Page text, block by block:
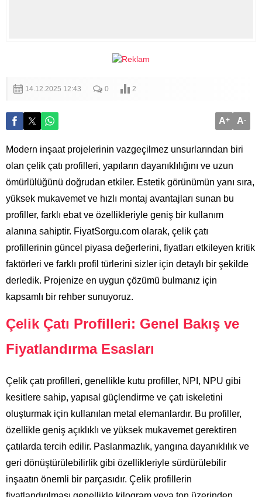
14.12.2025 12:43 0 2
A+ A-
Modern inşaat projelerinin vazgeçilmez unsurlarından biri
olan çelik çatı profilleri, yapıların dayanıklılığını ve uzun
ömürlülüğünü doğrudan etkiler. Estetik görünümün yanı sıra,
yüksek mukavemet ve hızlı montaj avantajları sunan bu
profiller, farklı ebat ve özellikleriyle geniş bir kullanım
alanına sahiptir. FiyatSorgu.com olarak, çelik çatı
profillerinin güncel piyasa değerlerini, fiyatları etkileyen kritik
faktörleri ve farklı profil türlerini sizler için detaylı bir şekilde
derledik. Projenize en uygun çözümü bulmanız için
kapsamlı bir rehber sunuyoruz.
Çelik Çatı Profilleri: Genel Bakış ve
Fiyatlandırma Esasları
Çelik çatı profilleri, genellikle kutu profiller, NPI, NPU gibi
kesitlere sahip, yapısal güçlendirme ve çatı iskeletini
oluşturmak için kullanılan metal elemanlardır. Bu profiller,
özellikle geniş açıklıklı ve yüksek mukavemet gerektiren
çatılarda tercih edilir. Paslanmazlık, yangına dayanıklılık ve
geri dönüştürülebilirlik gibi özellikleriyle sürdürülebilir
inşaatın önemli bir parçasıdır. Çelik profillerin